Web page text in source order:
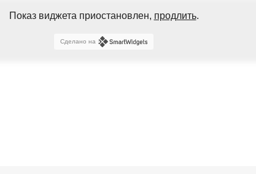
Показ виджета приостановлен, продлить.
Сделано на